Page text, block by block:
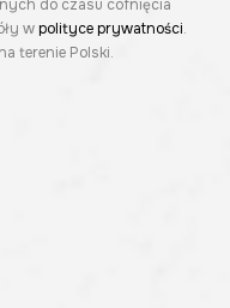
do czasu cofnięcia
w polityce prywatności.
terenie Polski.